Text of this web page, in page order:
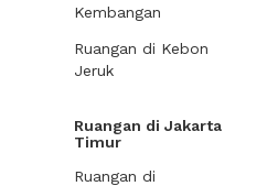
Kembangan
Ruangan di Kebon
Jeruk
Ruangan di Jakarta
Timur
Ruangan di